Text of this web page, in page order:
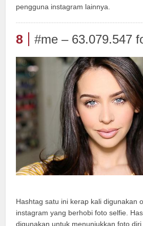
pengguna instagram lainnya.
8 #me – 63.079.547
Hashtag satu ini kerap kali digunakan
instagram yang berhobi foto selfie.
digunakan untuk menunjukkan foto